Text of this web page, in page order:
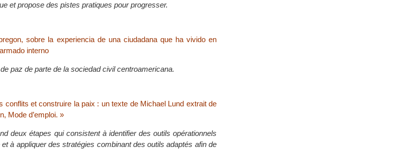
et propose des pistes pratiques pour progresser.
sobre la experiencia de una ciudadana que ha vivido en
interno
paz de parte de la sociedad civil centroamericana.
conflits et construire la paix : un texte de Michael Lund extrait de
Mode d’emploi. »
deux étapes qui consistent à identifier des outils opérationnels
à appliquer des stratégies combinant des outils adaptés afin de